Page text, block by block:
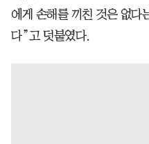
에게 손해를 끼친 것은 없다
다”고 덧붙였다.